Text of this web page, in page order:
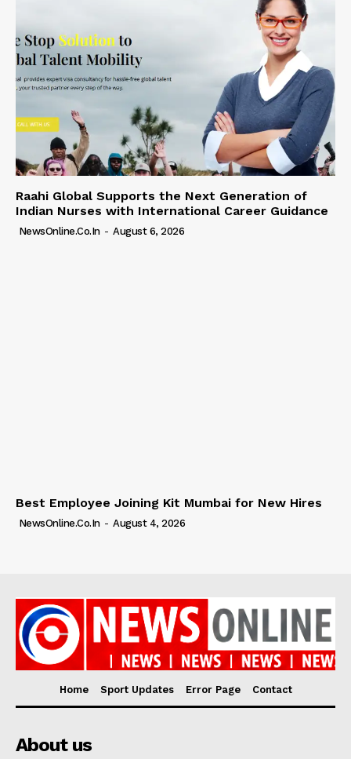
Raahi Global Supports the Next Generation of
Indian Nurses with International Career Guidance
NewsOnline.co.in - August 6, 2026
Best Employee Joining Kit Mumbai for New Hires
NewsOnline.co.in - August 4, 2026
Home Sport Updates Error Page Contact
About us